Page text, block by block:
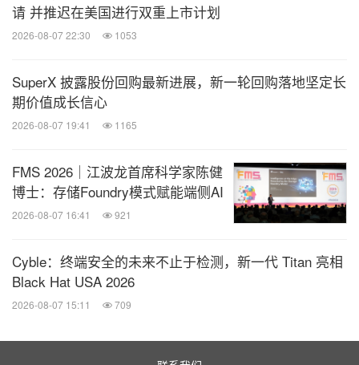
请 并推迟在美国进行双重上市计划
2026-08-07 22:30 1053
SuperX 披露股份回购最新进展，新一轮回购落地坚定长
期价值成长信心
2026-08-07 19:41 1165
FMS 2026｜江波龙首席科学家陈健
博士：存储Foundry模式赋能端侧AI
2026-08-07 16:41 921
Cyble：终端安全的未来不止于检测，新一代 Titan 亮相
Black Hat USA 2026
2026-08-07 15:11 709